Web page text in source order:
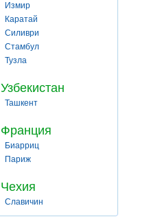
Измир
Каратай
Силиври
Стамбул
Тузла
Узбекистан
Ташкент
Франция
Биарриц
Париж
Чехия
Славичин